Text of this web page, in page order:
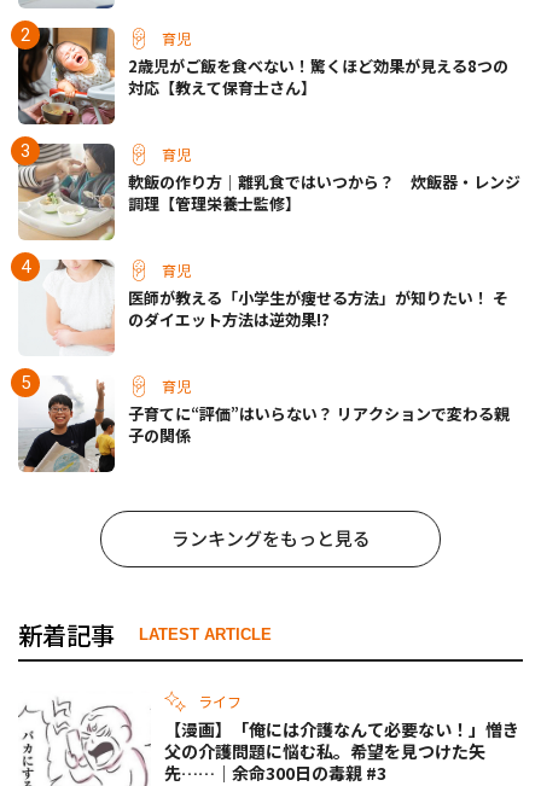
育児
2歳児がご飯を食べない！驚くほど効果が見える8つの
対応【教えて保育士さん】
育児
軟飯の作り方｜離乳食ではいつから？ 炊飯器・レンジ
調理【管理栄養士監修】
育児
医師が教える「小学生が痩せる方法」が知りたい！ そ
のダイエット方法は逆効果!?
育児
子育てに“評価”はいらない？ リアクションで変わる親
子の関係
ランキングをもっと見る
新着記事 LATEST ARTICLE
ライフ
【漫画】「俺には介護なんて必要ない！」憎き
父の介護問題に悩む私。希望を見つけた矢
先……｜余命300日の毒親 #3